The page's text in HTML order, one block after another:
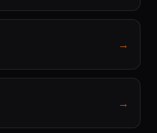
→
→